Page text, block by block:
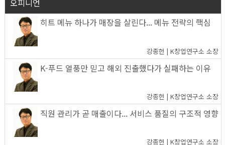
오피니언
히트 메뉴 하나가 매장을 살린다... 메뉴 전략의 핵심
강종헌 | K창업연구소 소장
K-푸드 열풍만 믿고 해외 진출했다가 실패하는 이유
강종헌 | K창업연구소 소장
직원 관리가 곧 매출이다... 서비스 품질의 구조적 영향
강종헌 | K창업연구소 소장